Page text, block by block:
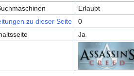
Erlaubt
zu dieser Seite
0
Ja